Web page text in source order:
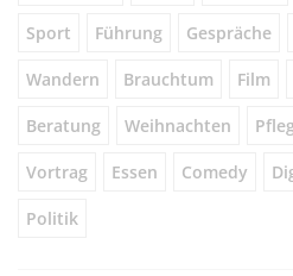
Sport Führung Gespräche
Wandern Brauchtum Film
Beratung Weihnachten
Vortrag Essen Comedy
Politik